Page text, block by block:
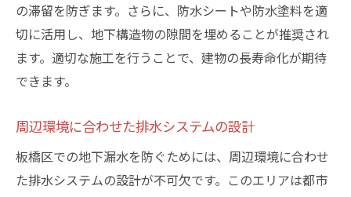
の滞留を防ぎます。さらに、防水シートや防水塗料を適
切に活用し、地下構造物の隙間を埋めることが推奨され
ます。適切な施工を行うことで、建物の長寿命化が期待
できます。
周辺環境に合わせた排水システムの設計
板橋区での地下漏水を防ぐためには、周辺環境に合わせ
た排水システムの設計が不可欠です。このエリアは都市